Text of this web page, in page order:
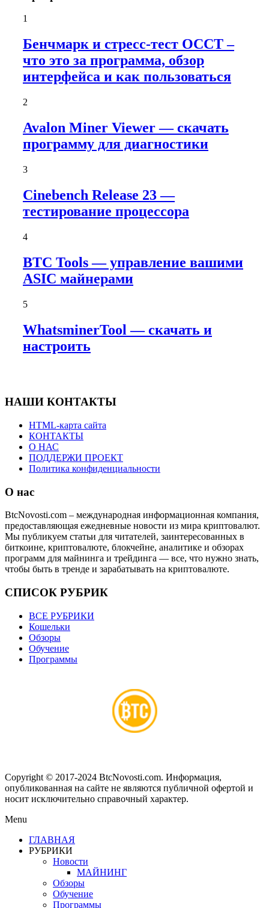
1
Бенчмарк и стресс-тест OCCT –
что это за программа, обзор
интерфейса и как пользоваться
2
Avalon Miner Viewer — скачать
программу для диагностики
3
Cinebench Release 23 —
тестирование процессора
4
BTC Tools — управление вашими
ASIC майнерами
5
WhatsminerTool — скачать и
настроить
НАШИ КОНТАКТЫ
HTML-карта сайта
КОНТАКТЫ
О НАС
ПОДДЕРЖИ ПРОЕКТ
Политика конфиденциальности
О нас
BtcNovosti.com – международная информационная компания,
предоставляющая ежедневные новости из мира криптовалют.
Мы публикуем статьи для читателей, заинтересованных в
биткоине, криптовалюте, блокчейне, аналитике и обзорах
программ для майнинга и трейдинга — все, что нужно знать,
чтобы быть в тренде и зарабатывать на криптовалюте.
СПИСОК РУБРИК
ВСЕ РУБРИКИ
Кошельки
Обзоры
Обучение
Программы
Copyright © 2017-2024 BtcNovosti.com. Информация,
опубликованная на сайте не являются публичной офертой и
носит исключительно справочный характер.
Menu
ГЛАВНАЯ
РУБРИКИ
Новости
МАЙНИНГ
Обзоры
Обучение
Программы